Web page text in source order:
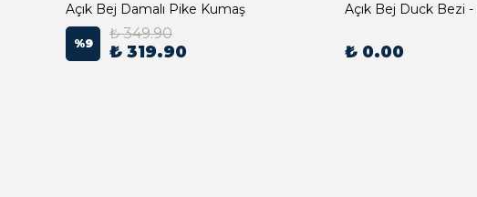
Açık Bej Damalı Pike Kumaş
%9
₺ 349.90
₺ 319.90 ₺ 0.00